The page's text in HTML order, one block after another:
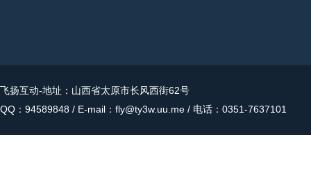
飞扬互动-地址：山西省太原市长风西街62号
QQ：94589848 / E-mail：fly@ty3w.uu.me / 电话：0351-7637101